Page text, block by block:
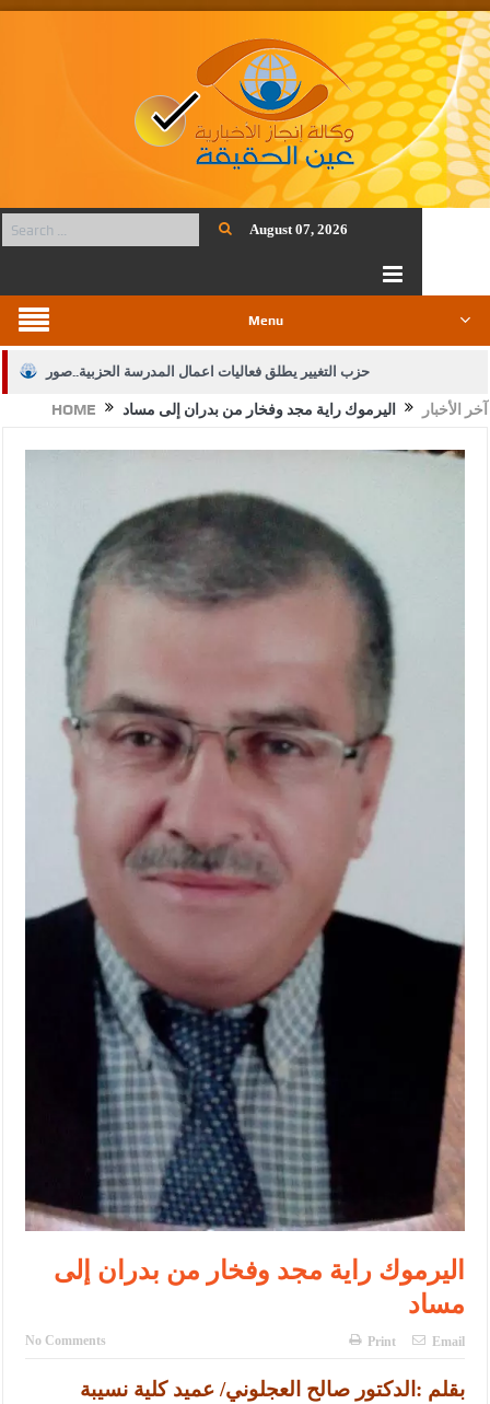
August 07, 2026
Menu
حزب التغيير يطلق فعاليات اعمال المدرسة الحزبية..صور
الجيش يفتح باب التجنيد لحملة البكالوريوس في الحقوق والقانون
بيان اجتماع عمّان:دعم الوصاية الهاشمية التاريخية على المقدسات
الإسلامية والمسيحية
الأمن يتلف 16 مليون حبة كبتاجون و1480 كغم مواد مخدرة
النواب يقر مشروع تعديل قانون الملكية العقارية
القاضي يلتقي رؤساء تحرير الصحف اليومية ويؤكد حرص مجلس النواب
على شراكة فاعلة مع الإعلام
دعوة المكلفين بخدمة العلم (الدفعة الثالثة) إلى مراجعة منصة خدمة
العلم
الملك يلتقي مجموعة من رفاق السلاح
الملك يتلقى اتصالا هاتفيا من العاهل البحريني
القاضي محمود أحمد فريحات.. مبارك ومزيدا من التوفيق
HOME آخر الأخبار اليرموك راية مجد وفخار من بدران إلى مساد
اليرموك راية مجد وفخار من بدران إلى
مساد
No Comments Print Email
بقلم :الدكتور صالح العجلوني/ عميد كلية نسيبة